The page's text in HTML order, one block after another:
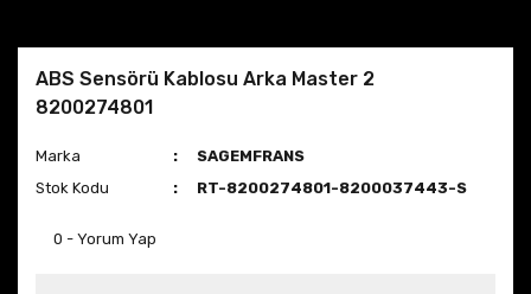
ABS Sensörü Kablosu Arka Master 2
8200274801
Marka
SAGEMFRANS
Stok Kodu
RT-8200274801-8200037443-S
0 - Yorum Yap